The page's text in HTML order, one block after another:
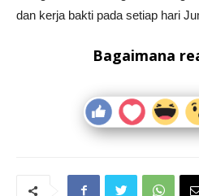
dan kerja bakti pada setiap hari
Bagaimana